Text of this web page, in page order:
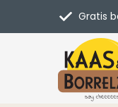
Gratis